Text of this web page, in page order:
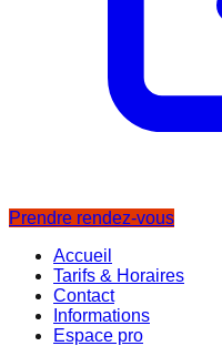
Prendre rendez-vous
Accueil
Tarifs & Horaires
Contact
Informations
Espace pro